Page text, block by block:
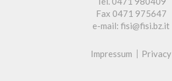
Fax 0471 975647
e-mail: fisi@fisi.bz.it
Impressum Privacy